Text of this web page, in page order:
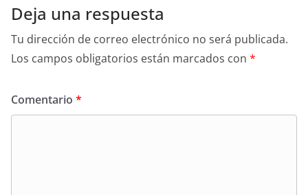
Deja una respuesta
Tu dirección de correo electrónico no será publicada.
Los campos obligatorios están marcados con *
Comentario *